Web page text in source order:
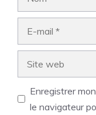
Enregistrer
le navigateur